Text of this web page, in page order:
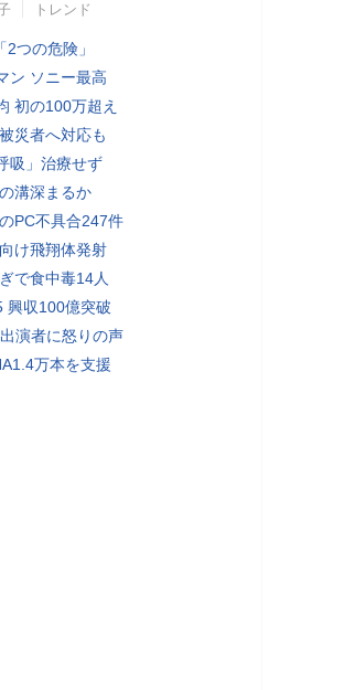
トレンド
つの危険」
ン ソニー最高
初の100万超え
災者へ対応も
吸」治療せず
溝深まるか
PC不具合247件
け飛翔体発射
で食中毒14人
興収100億突破
演者に怒りの声
万本を支援